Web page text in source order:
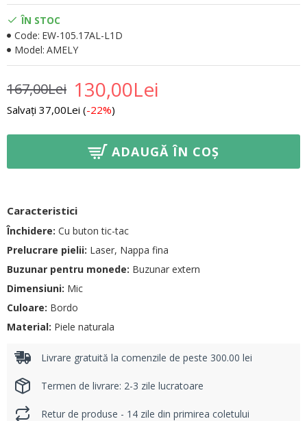
130,00Lei
167,00Lei
Salvați 37,00Lei (-22%)
ÎN STOC
Code: EW-105.17AL-L1D
Model: AMELY
ADAUGĂ ÎN COȘ
Caracteristici
Închidere: Cu buton tic-tac
Prelucrare pielii: Laser, Nappa fina
Buzunar pentru monede: Buzunar extern
Dimensiuni: Mic
Culoare: Bordo
Material: Piele naturala
Livrare gratuită la comenzile de peste 300.00 lei
Termen de livrare: 2-3 zile lucratoare
Retur de produse - 14 zile din primirea coletului